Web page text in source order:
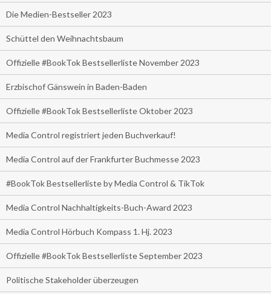
Die Medien-Bestseller 2023
Schüttel den Weihnachtsbaum
Offizielle #BookTok Bestsellerliste November 2023
Erzbischof Gänswein in Baden-Baden
Offizielle #BookTok Bestsellerliste Oktober 2023
Media Control registriert jeden Buchverkauf!
Media Control auf der Frankfurter Buchmesse 2023
#BookTok Bestsellerliste by Media Control & TikTok
Media Control Nachhaltigkeits-Buch-Award 2023
Media Control Hörbuch Kompass 1. Hj. 2023
Offizielle #BookTok Bestsellerliste September 2023
Politische Stakeholder überzeugen